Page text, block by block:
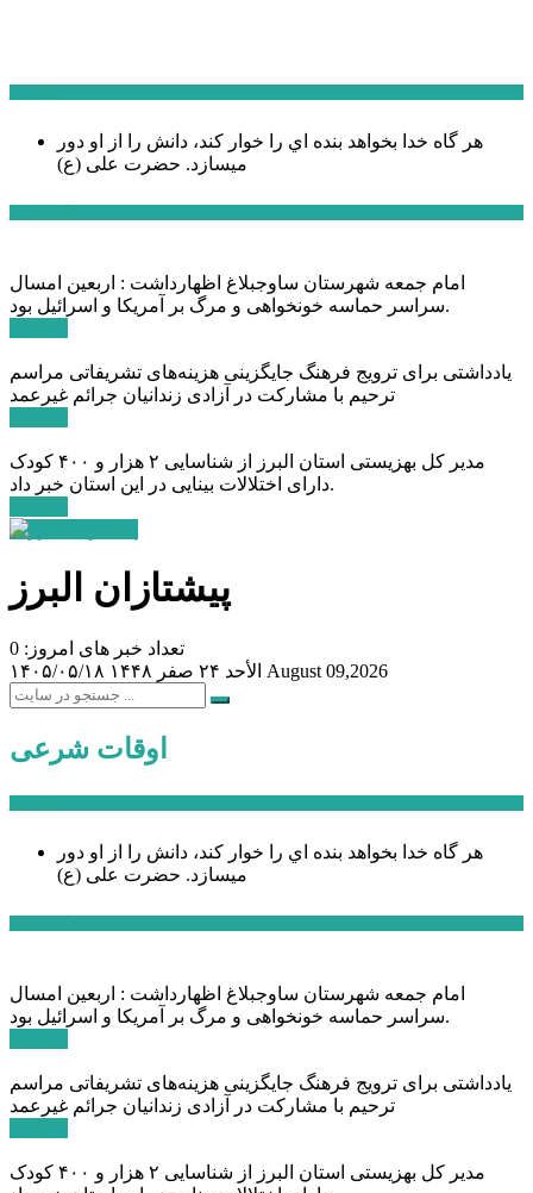
هر گاه خدا بخواهد بنده اي را خوار كند، دانش را از او دور
میسازد. حضرت علی (ع)
امام جمعه شهرستان ساوجبلاغ اظهارداشت : اربعین امسال
سراسر حماسه خونخواهی و مرگ بر آمریکا و اسرائیل بود.
یادداشتی برای ترویج فرهنگ جایگزینی هزینه‌های تشریفاتی مراسم
ترحیم با مشارکت در آزادی زندانیان جرائم غیرعمد
مدیر کل بهزیستی استان البرز از شناسایی ۲ هزار و ۴۰۰ کودک
دارای اختلالات بینایی در این استان خبر داد.
پیشتازان البرز
تعداد خبر های امروز: 0
۱۴۰۵/۰۵/۱۸
الأحد ۲۴ صفر ۱۴۴۸ August 09,2026
اوقات شرعی
هر گاه خدا بخواهد بنده اي را خوار كند، دانش را از او دور
میسازد. حضرت علی (ع)
امام جمعه شهرستان ساوجبلاغ اظهارداشت : اربعین امسال
سراسر حماسه خونخواهی و مرگ بر آمریکا و اسرائیل بود.
یادداشتی برای ترویج فرهنگ جایگزینی هزینه‌های تشریفاتی مراسم
ترحیم با مشارکت در آزادی زندانیان جرائم غیرعمد
مدیر کل بهزیستی استان البرز از شناسایی ۲ هزار و ۴۰۰ کودک